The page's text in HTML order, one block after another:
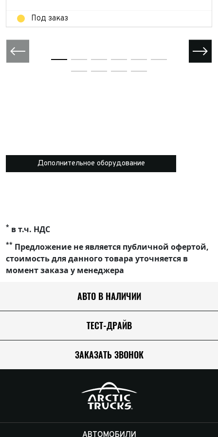
Под заказ
Дополнительное оборудование
* в т.ч. НДС
** Предложение не является публичной офертой,
стоимость для данного товара уточняется в
момент заказа у менеджера
АВТО В НАЛИЧИИ
ТЕСТ-ДРАЙВ
ЗАКАЗАТЬ ЗВОНОК